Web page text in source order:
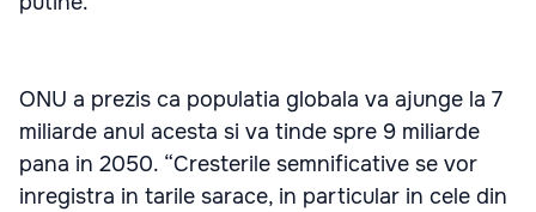
ONU a prezis ca populatia globala va ajunge la 7
miliarde anul acesta si va tinde spre 9 miliarde
pana in 2050. “Cresterile semnificative se vor
inregistra in tarile sarace, in particular in cele din